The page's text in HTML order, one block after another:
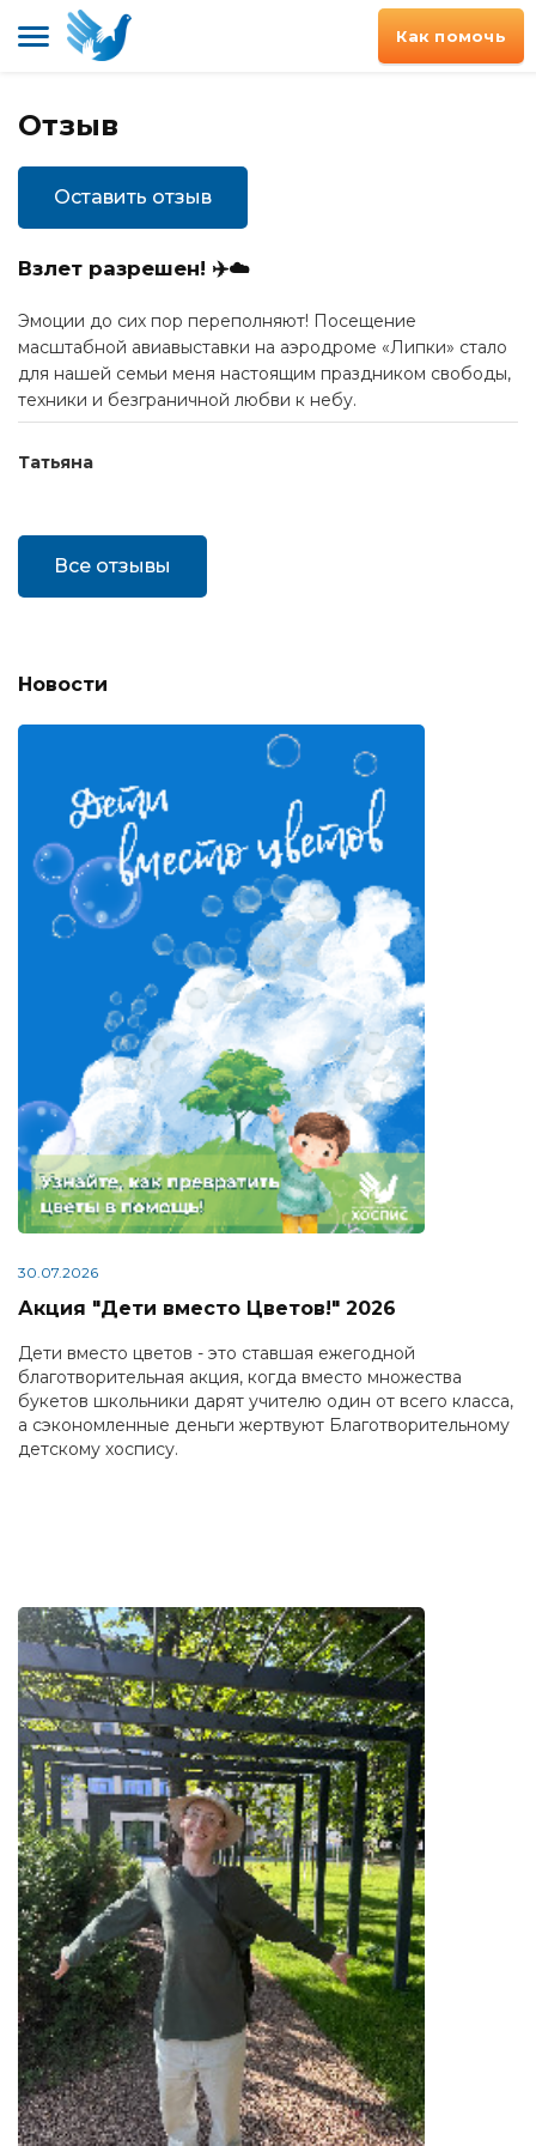
Как помочь
Отзыв
Оставить отзыв
Взлет разрешен! ✈️☁️
Эмоции до сих пор переполняют! Посещение
масштабной авиавыставки на аэродроме «Липки» стало
для нашей семьи меня настоящим праздником свободы,
техники и безграничной любви к небу.
Татьяна
Все отзывы
Новости
30.07.2026
Акция "Дети вместо Цветов!" 2026
Дети вместо цветов - это ставшая ежегодной
благотворительная акция, когда вместо множества
букетов школьники дарят учителю один от всего класса,
а сэкономленные деньги жертвуют Благотворительному
детскому хоспису.